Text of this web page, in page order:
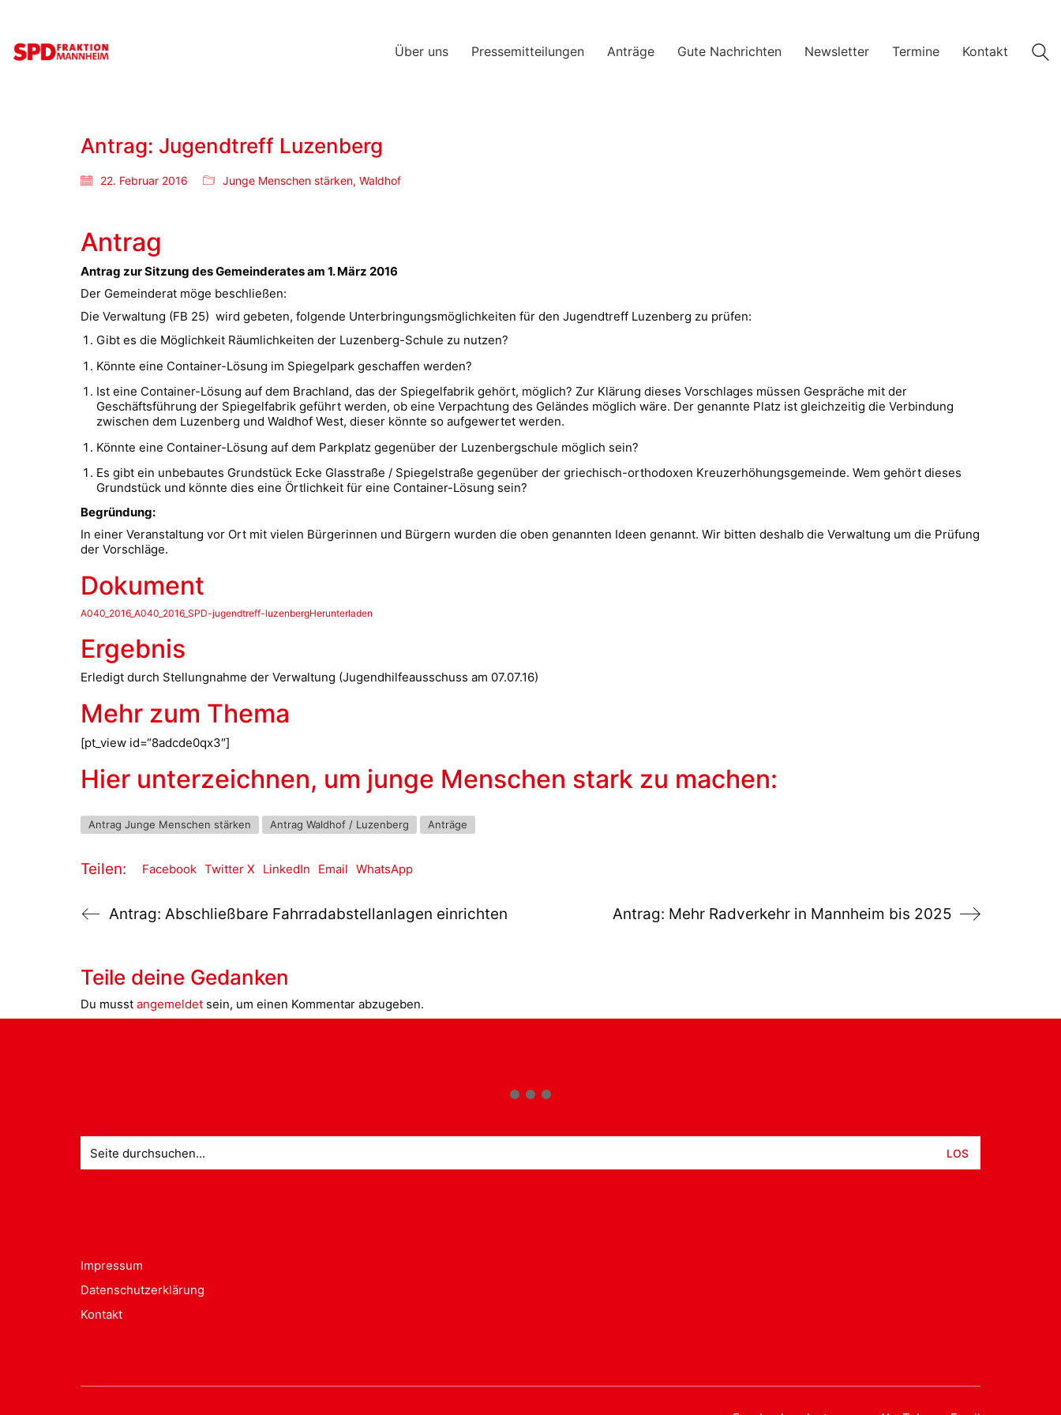
Über uns Pressemitteilungen Anträge Gute Nachrichten Newsletter Termine Kontakt
Antrag: Jugendtreff Luzenberg
22. Februar 2016 Junge Menschen stärken, Waldhof
Antrag
Antrag zur Sitzung des Gemeinderates am 1. März 2016
Der Gemeinderat möge beschließen:
Die Verwaltung (FB 25) wird gebeten, folgende Unterbringungsmöglichkeiten für den Jugendtreff Luzenberg zu prüfen:
Gibt es die Möglichkeit Räumlichkeiten der Luzenberg-Schule zu nutzen?
Könnte eine Container-Lösung im Spiegelpark geschaffen werden?
Ist eine Container-Lösung auf dem Brachland, das der Spiegelfabrik gehört, möglich? Zur Klärung dieses Vorschlages müssen Gespräche mit der
Geschäftsführung der Spiegelfabrik geführt werden, ob eine Verpachtung des Geländes möglich wäre. Der genannte Platz ist gleichzeitig die Verbindung
zwischen dem Luzenberg und Waldhof West, dieser könnte so aufgewertet werden.
Könnte eine Container-Lösung auf dem Parkplatz gegenüber der Luzenbergschule möglich sein?
Es gibt ein unbebautes Grundstück Ecke Glasstraße / Spiegelstraße gegenüber der griechisch-orthodoxen Kreuzerhöhungsgemeinde. Wem gehört dieses
Grundstück und könnte dies eine Örtlichkeit für eine Container-Lösung sein?
Begründung:
In einer Veranstaltung vor Ort mit vielen Bürgerinnen und Bürgern wurden die oben genannten Ideen genannt. Wir bitten deshalb die Verwaltung um die Prüfung
der Vorschläge.
Dokument
A040_2016_A040_2016_SPD-jugendtreff-luzenbergHerunterladen
Ergebnis
Erledigt durch Stellungnahme der Verwaltung (Jugendhilfeausschuss am 07.07.16)
Mehr zum Thema
[pt_view id=“8adcde0qx3″]
Hier unterzeichnen, um junge Menschen stark zu machen:
Antrag Junge Menschen stärken Antrag Waldhof / Luzenberg Anträge
Teilen: Facebook Twitter X LinkedIn Email WhatsApp
Antrag: Abschließbare Fahrradabstellanlagen einrichten Antrag: Mehr Radverkehr in Mannheim bis 2025
Teile deine Gedanken
Du musst angemeldet sein, um einen Kommentar abzugeben.
nach:
Impressum
Datenschutzerklärung
Kontakt